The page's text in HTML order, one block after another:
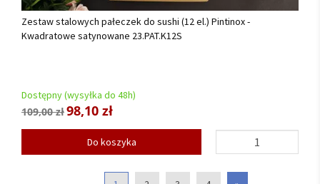
Zestaw stalowych pałeczek do sushi (12 el.) Pintinox -
Kwadratowe satynowane 23.PAT.K12S
Dostępny (wysyłka do 48h)
109,00 zł98,10 zł
Do koszyka